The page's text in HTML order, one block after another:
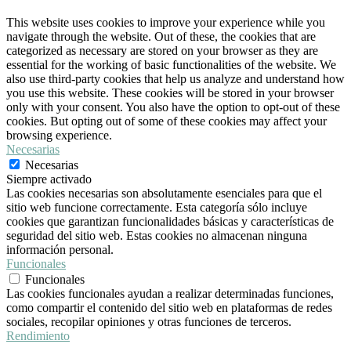
This website uses cookies to improve your experience while you
navigate through the website. Out of these, the cookies that are
categorized as necessary are stored on your browser as they are
essential for the working of basic functionalities of the website. We
also use third-party cookies that help us analyze and understand how
you use this website. These cookies will be stored in your browser
only with your consent. You also have the option to opt-out of these
cookies. But opting out of some of these cookies may affect your
browsing experience.
Necesarias
Necesarias
Siempre activado
Las cookies necesarias son absolutamente esenciales para que el
sitio web funcione correctamente. Esta categoría sólo incluye
cookies que garantizan funcionalidades básicas y características de
seguridad del sitio web. Estas cookies no almacenan ninguna
información personal.
Funcionales
Funcionales
Las cookies funcionales ayudan a realizar determinadas funciones,
como compartir el contenido del sitio web en plataformas de redes
sociales, recopilar opiniones y otras funciones de terceros.
Rendimiento